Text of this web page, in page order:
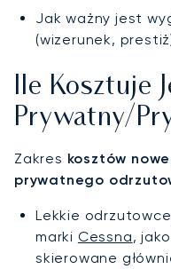
Jak ważny jest
(wizerunek,
Ile Kosztuje
Prywatny/
Zakres kosztów
prywatnego
Lekkie
marki Cessna,
skierowane